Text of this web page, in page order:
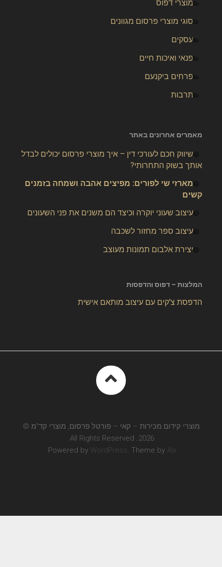
מוצרי דפוס
סוגי מוצרי פרסום מגוונים
עסקים
פנאי ואיכות חיים
פרחים ביקנעם
תרבות
מאמרים אחרונים באתר
שיווק חכם לעורכי דין – איך מוצרי פרסום יכולים לבדל
אותך בשוק התחרותי?
מארזי שי לפורים: מפיצים אהבה ושמחה בזמנים
קשים
עיצוב שעוני יוקרה וכיצד הם משנים את פני השעונים
עיצוב ספר מחזור לשכבה
יצירת אלבום תמונות מעוצב
המלצות – דפוס והדפסות
הדפסת צ'קים עם עיצוב מותאם אישית
מוצרי קידום מכירות – קאי – פורטל פרסום, מוצרי קד"מ ©
2026. All Rights Reserved.
Powered by WordPress. Theme by Alx
.